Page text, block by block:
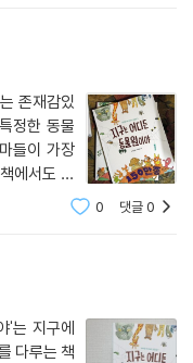
궁금해질 땐 필요한 내용을
존재감있
정한 동물
들이 가장
에서도 다
하게 동물
0 댓글0
'는 지구에
다루는 책